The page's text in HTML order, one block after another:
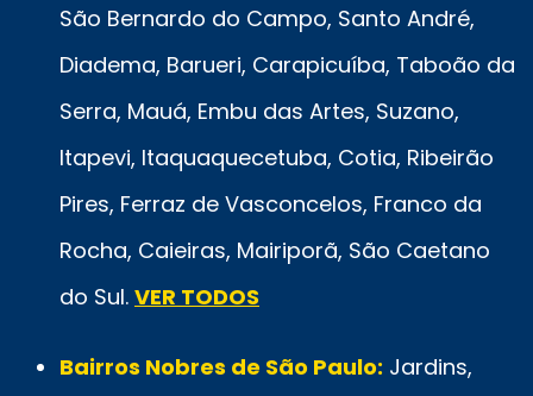
São Bernardo do Campo, Santo André,
Diadema, Barueri, Carapicuíba, Taboão da
Serra, Mauá, Embu das Artes, Suzano,
Itapevi, Itaquaquecetuba, Cotia, Ribeirão
Pires, Ferraz de Vasconcelos, Franco da
Rocha, Caieiras, Mairiporã, São Caetano
do Sul. VER TODOS
Bairros Nobres de São Paulo: Jardins,